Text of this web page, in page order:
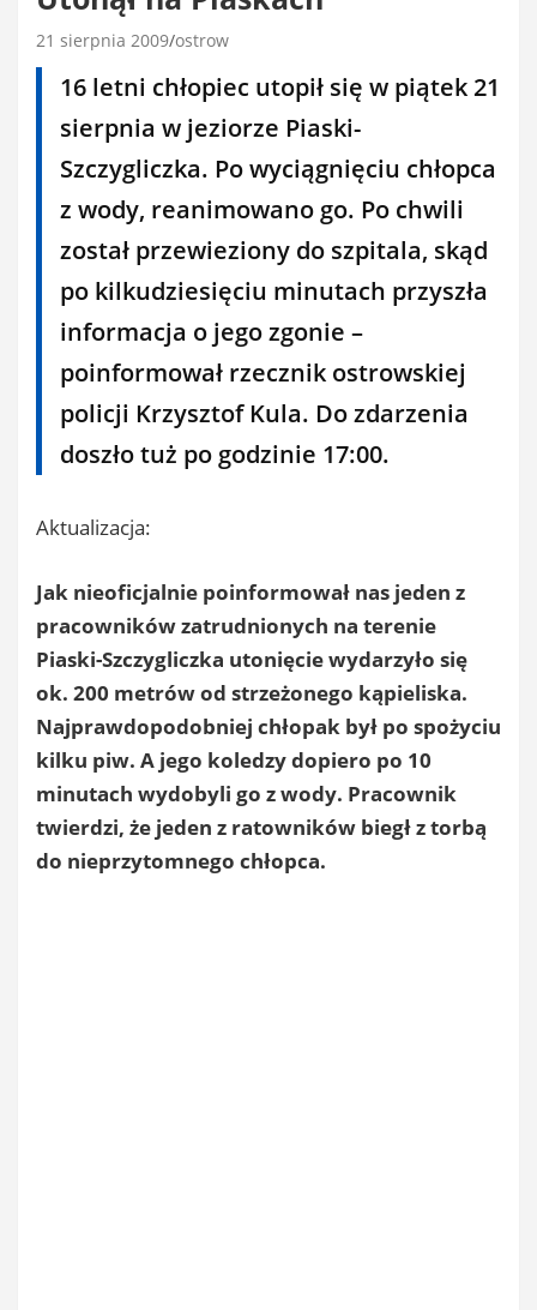
21 sierpnia 2009 ostrow
16 letni chłopiec utopił się w piątek 21
sierpnia w jeziorze Piaski-
Szczygliczka. Po wyciągnięciu chłopca
z wody, reanimowano go. Po chwili
został przewieziony do szpitala, skąd
po kilkudziesięciu minutach przyszła
informacja o jego zgonie –
poinformował rzecznik ostrowskiej
policji Krzysztof Kula. Do zdarzenia
doszło tuż po godzinie 17:00.
Aktualizacja:
Jak nieoficjalnie poinformował nas jeden z
pracowników zatrudnionych na terenie
Piaski-Szczygliczka utonięcie wydarzyło się
ok. 200 metrów od strzeżonego kąpieliska.
Najprawdopodobniej chłopak był po spożyciu
kilku piw. A jego koledzy dopiero po 10
minutach wydobyli go z wody. Pracownik
twierdzi, że jeden z ratowników biegł z torbą
do nieprzytomnego chłopca.